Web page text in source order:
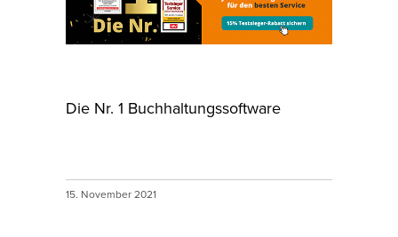
Die Nr. 1 Buchhaltungssoftware
15. November 2021